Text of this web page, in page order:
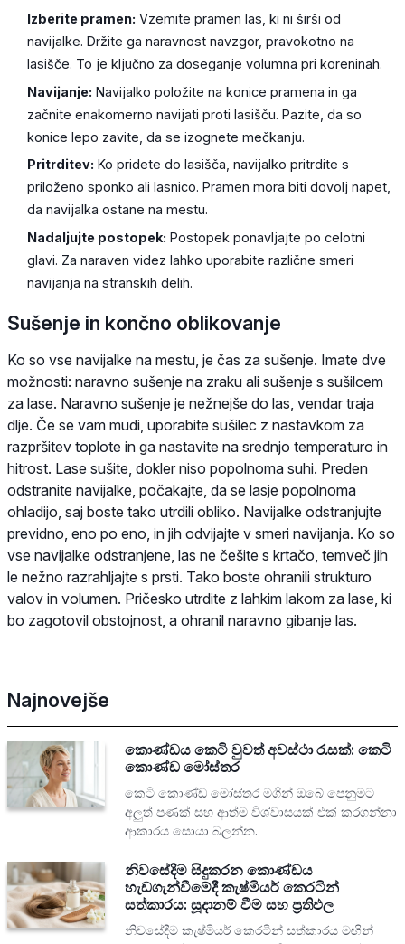
Izberite pramen: Vzemite pramen las, ki ni širši od
navijalke. Držite ga naravnost navzgor, pravokotno na
lasišče. To je ključno za doseganje volumna pri koreninah.
Navijanje: Navijalko položite na konice pramena in ga
začnite enakomerno navijati proti lasišču. Pazite, da so
konice lepo zavite, da se izognete mečkanju.
Pritrditev: Ko pridete do lasišča, navijalko pritrdite s
priloženo sponko ali lasnico. Pramen mora biti dovolj napet,
da navijalka ostane na mestu.
Nadaljujte postopek: Postopek ponavljajte po celotni
glavi. Za naraven videz lahko uporabite različne smeri
navijanja na stranskih delih.
Sušenje in končno oblikovanje
Ko so vse navijalke na mestu, je čas za sušenje. Imate dve
možnosti: naravno sušenje na zraku ali sušenje s sušilcem
za lase. Naravno sušenje je nežnejše do las, vendar traja
dlje. Če se vam mudi, uporabite sušilec z nastavkom za
razpršitev toplote in ga nastavite na srednjo temperaturo in
hitrost. Lase sušite, dokler niso popolnoma suhi. Preden
odstranite navijalke, počakajte, da se lasje popolnoma
ohladijo, saj boste tako utrdili obliko. Navijalke odstranjujte
previdno, eno po eno, in jih odvijajte v smeri navijanja. Ko so
vse navijalke odstranjene, las ne češite s krtačo, temveč jih
le nežno razrahljajte s prsti. Tako boste ohranili strukturo
valov in volumen. Pričesko utrdite z lahkim lakom za lase, ki
bo zagotovil obstojnost, a ohranil naravno gibanje las.
Najnovejše
කොණ්ඩය කෙටි වුවත් අවස්ථා රැසක්: කෙටි
කොණ්ඩ මෝස්තර
කෙටි කොණ්ඩ මෝස්තර මගින් ඔබේ පෙනුමට
අලුත් පණක් සහ ආත්ම විශ්වාසයක් එක් කරගන්නා
ආකාරය සොයා බලන්න.
නිවසේදීම සිදුකරන කොණ්ඩය
හැඩගැන්වීමේදී කැෂ්මියර් කෙරටින්
සත්කාරය: සූදානම් වීම සහ ප්‍රතිඵල
නිවසේදීම කැෂ්මියර් කෙරටින් සත්කාරය මඟින්